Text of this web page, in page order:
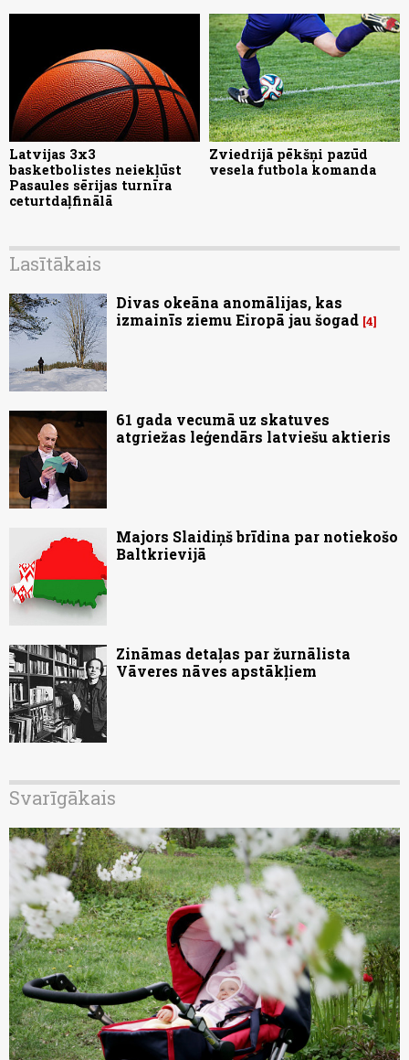
Latvijas 3x3
basketbolistes neiekļūst
Pasaules sērijas turnīra
ceturtdaļfinālā
Zviedrijā pēkšņi pazūd
vesela futbola komanda
Lasītākais
Divas okeāna anomālijas, kas
izmainīs ziemu Eiropā jau šogad 4
61 gada vecumā uz skatuves
atgriežas leģendārs latviešu aktieris
Majors Slaidiņš brīdina par notiekošo
Baltkrievijā
Zināmas detaļas par žurnālista
Vāveres nāves apstākļiem
Svarīgākais